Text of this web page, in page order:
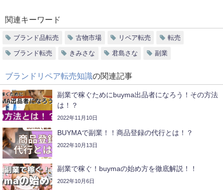
関連キーワード
ブランド品転売 古物市場 リペア転売 転売
ブランド転売 きみさな 君島さな 副業
ブランドリペア転売知識の関連記事
副業で稼ぐためにbuyma出品者になろう！その方法
は！？
2022年11月10日
BUYMAで副業！！商品登録の代行とは！？
2022年10月13日
副業で稼ぐ！buymaの始め方を徹底解説！！
2022年10月6日